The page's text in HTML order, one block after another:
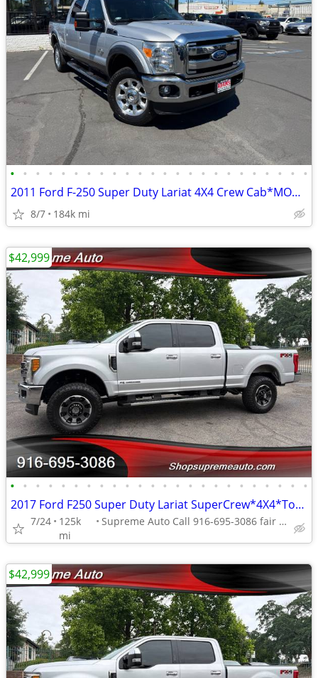
• • • • • • • • • • • • • • • • • • • • • • • •
2011 Ford F-250 Super Duty Lariat 4X4 Crew Cab*MOONROOF*RR CAMERA*NAVI
8/7 184k mi
• • • • • • • • • • • • • • • • • • • • • • • •
2017 Ford F250 Super Duty Lariat SuperCrew*4X4*Tow Package*Lifted*FX4*
7/24
125k
mi
Supreme Auto Call 916-695-3086 fair oaks
$42,999
$42,999